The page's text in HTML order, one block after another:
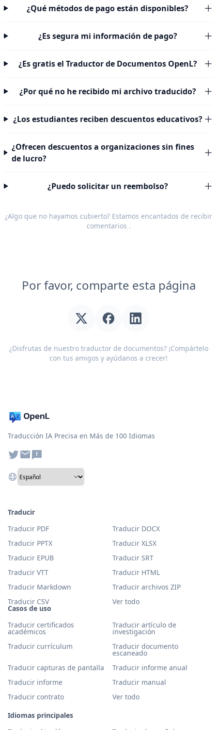
¿Qué métodos de pago están disponibles?
¿Es segura mi información de pago?
¿Es gratis el Traductor de Documentos OpenL?
¿Por qué no he recibido mi archivo traducido?
¿Los estudiantes reciben descuentos educativos?
¿Ofrecen descuentos a organizaciones sin fines
de lucro?
¿Puedo solicitar un reembolso?
¿Algo que no hayamos cubierto? Estamos encantados de recibir
comentarios .
Por favor, comparte esta página
¿Disfrutas de nuestro traductor de documentos? ¡Compártelo
con tus amigos y ayúdanos a crecer!
Traducción IA Precisa en Más de 100 Idiomas
Casos de uso
Traducir certificados
académicos
Traducir artículo de
investigación
Traducir currículum
Traducir documento
escaneado
Traducir capturas de pantalla
Traducir informe anual
Traducir informe
Traducir manual
Traducir contrato
Ver todo
Idiomas principales
Traducir
Traducir PDF
Traducir DOCX
Traducir PPTX
Traducir XLSX
Traducir EPUB
Traducir SRT
Traducir VTT
Traducir HTML
Traducir Markdown
Traducir archivos ZIP
Traducir CSV
Ver todo